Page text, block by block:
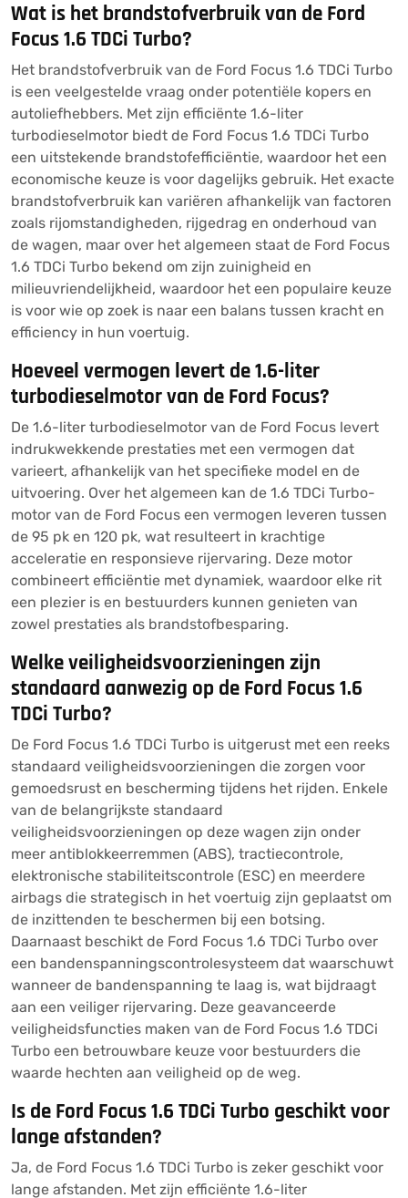
Wat is het brandstofverbruik van de Ford
Focus 1.6 TDCi Turbo?
Het brandstofverbruik van de Ford Focus 1.6 TDCi Turbo
is een veelgestelde vraag onder potentiële kopers en
autoliefhebbers. Met zijn efficiënte 1.6-liter
turbodieselmotor biedt de Ford Focus 1.6 TDCi Turbo
een uitstekende brandstofefficiëntie, waardoor het een
economische keuze is voor dagelijks gebruik. Het exacte
brandstofverbruik kan variëren afhankelijk van factoren
zoals rijomstandigheden, rijgedrag en onderhoud van
de wagen, maar over het algemeen staat de Ford Focus
1.6 TDCi Turbo bekend om zijn zuinigheid en
milieuvriendelijkheid, waardoor het een populaire keuze
is voor wie op zoek is naar een balans tussen kracht en
efficiency in hun voertuig.
Hoeveel vermogen levert de 1.6-liter
turbodieselmotor van de Ford Focus?
De 1.6-liter turbodieselmotor van de Ford Focus levert
indrukwekkende prestaties met een vermogen dat
varieert, afhankelijk van het specifieke model en de
uitvoering. Over het algemeen kan de 1.6 TDCi Turbo-
motor van de Ford Focus een vermogen leveren tussen
de 95 pk en 120 pk, wat resulteert in krachtige
acceleratie en responsieve rijervaring. Deze motor
combineert efficiëntie met dynamiek, waardoor elke rit
een plezier is en bestuurders kunnen genieten van
zowel prestaties als brandstofbesparing.
Welke veiligheidsvoorzieningen zijn
standaard aanwezig op de Ford Focus 1.6
TDCi Turbo?
De Ford Focus 1.6 TDCi Turbo is uitgerust met een reeks
standaard veiligheidsvoorzieningen die zorgen voor
gemoedsrust en bescherming tijdens het rijden. Enkele
van de belangrijkste standaard
veiligheidsvoorzieningen op deze wagen zijn onder
meer antiblokkeerremmen (ABS), tractiecontrole,
elektronische stabiliteitscontrole (ESC) en meerdere
airbags die strategisch in het voertuig zijn geplaatst om
de inzittenden te beschermen bij een botsing.
Daarnaast beschikt de Ford Focus 1.6 TDCi Turbo over
een bandenspanningscontrolesysteem dat waarschuwt
wanneer de bandenspanning te laag is, wat bijdraagt
aan een veiliger rijervaring. Deze geavanceerde
veiligheidsfuncties maken van de Ford Focus 1.6 TDCi
Turbo een betrouwbare keuze voor bestuurders die
waarde hechten aan veiligheid op de weg.
Is de Ford Focus 1.6 TDCi Turbo geschikt voor
lange afstanden?
Ja, de Ford Focus 1.6 TDCi Turbo is zeker geschikt voor
lange afstanden. Met zijn efficiënte 1.6-liter